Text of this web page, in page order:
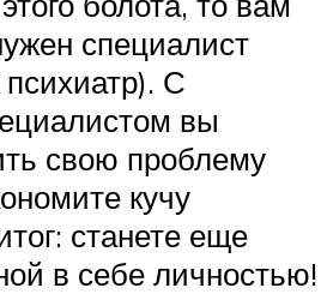
специалист
С
вы
свою проблему
кучу
станете еще
в себе личностью!